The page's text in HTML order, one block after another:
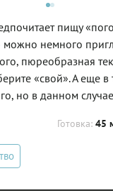
пищу
немного
пюреобразная
«свой». А еще
но в данном
Готовка: 45